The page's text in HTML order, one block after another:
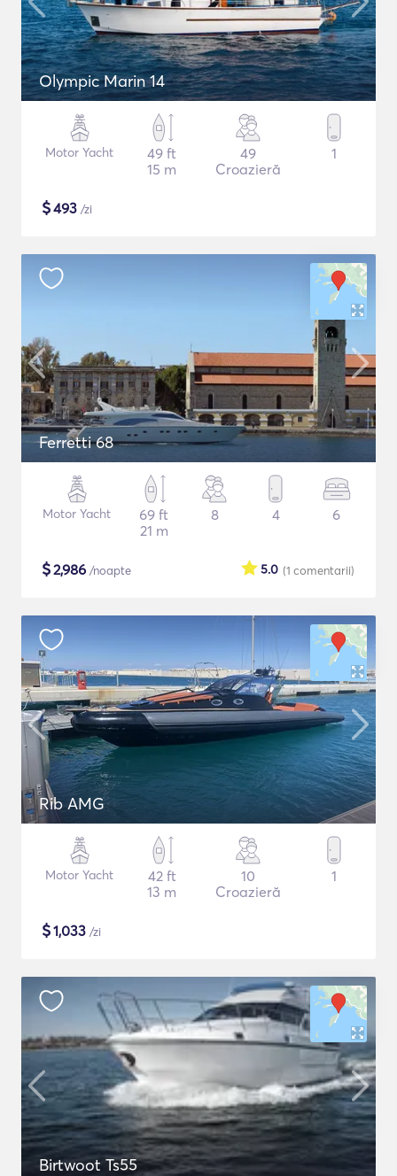
Olympic Marin 14
Motor Yacht
49 ft
15 m
49
Croazieră
1
$493 /zi
Ferretti 68
Motor Yacht
69 ft
21 m
8 4 6
$2,986 /noapte (1 comentarii)
5.0
Rib AMG
Motor Yacht
42 ft
13 m
10
Croazieră
1
$1,033 /zi
Birtwoot Ts55